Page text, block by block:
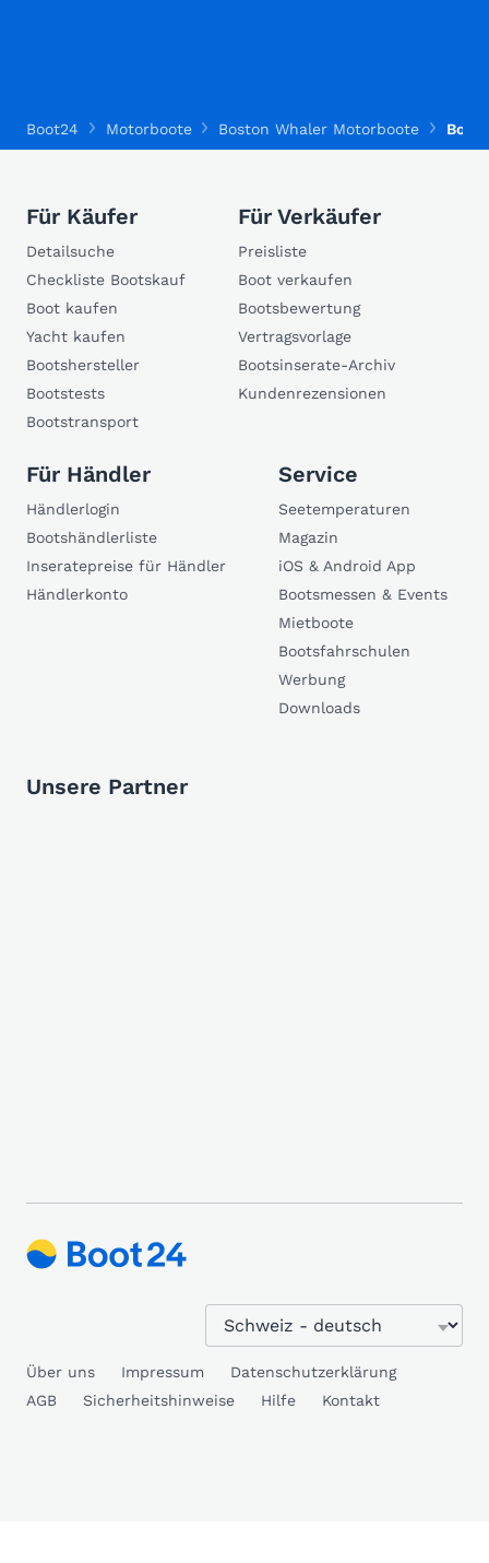
Boot24 Motorboote Boston Whaler Motorboote
Für Käufer
Detailsuche
Checkliste Bootskauf
Boot kaufen
Yacht kaufen
Bootshersteller
Bootstests
Bootstransport
Für Verkäufer
Preisliste
Boot verkaufen
Bootsbewertung
Vertragsvorlage
Bootsinserate-Archiv
Kundenrezensionen
Für Händler
Händlerlogin
Bootshändlerliste
Inseratepreise für Händler
Händlerkonto
Service
Seetemperaturen
Magazin
iOS & Android App
Bootsmessen & Events
Mietboote
Bootsfahrschulen
Werbung
Downloads
Unsere Partner
Über uns Impressum
Datenschutzerklärung
AGB
Sicherheitshinweise Hilfe Kontakt